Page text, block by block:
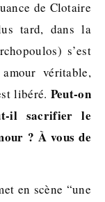
de Clotaire
tard, dans la
s’est
véritable,
libéré. Peut-on
il sacrifier le
? À vous de
en scène “une